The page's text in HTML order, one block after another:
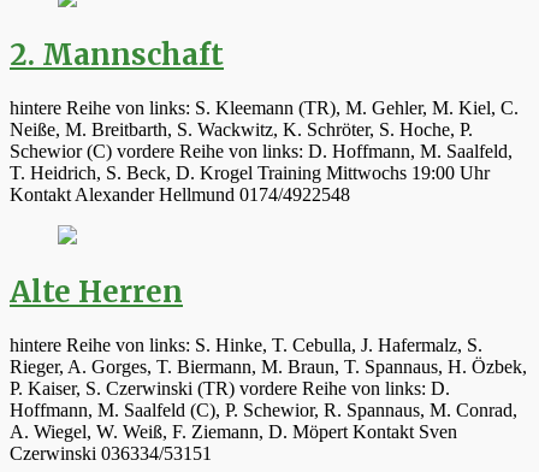
2. Mannschaft
hintere Reihe von links: S. Kleemann (TR), M. Gehler, M. Kiel, C.
Neiße, M. Breitbarth, S. Wackwitz, K. Schröter, S. Hoche, P.
Schewior (C) vordere Reihe von links: D. Hoffmann, M. Saalfeld,
T. Heidrich, S. Beck, D. Krogel Training Mittwochs 19:00 Uhr
Kontakt Alexander Hellmund 0174/4922548
Alte Herren
hintere Reihe von links: S. Hinke, T. Cebulla, J. Hafermalz, S.
Rieger, A. Gorges, T. Biermann, M. Braun, T. Spannaus, H. Özbek,
P. Kaiser, S. Czerwinski (TR) vordere Reihe von links: D.
Hoffmann, M. Saalfeld (C), P. Schewior, R. Spannaus, M. Conrad,
A. Wiegel, W. Weiß, F. Ziemann, D. Möpert Kontakt Sven
Czerwinski 036334/53151